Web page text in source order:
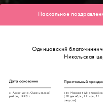
Пасхальное
Одинцовский
Никольская
Дата основания Престольный
с. Аксиньино, Одинцовский
район, 1990 г.
свт. Николая
(19 декабря, 22 мая, 11
августа)